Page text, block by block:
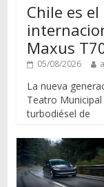
Chile es
Maxus
05/08/2026
La nueva
Teatro
turbodiésel de